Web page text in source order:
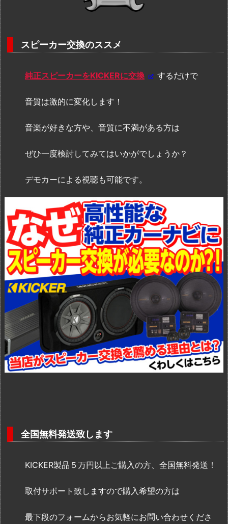
スピーカー交換のススメ
純正スピーカーをKICKERに交換 するだけで
音質は激的に変化します！
音楽が好きな方や、音質に不満がある方は
ぜひ一度検討してみてはいかがでしょうか？
デモカーによる視聴も可能です。
全国無料発送致します
KICKER製品５万円以上ご購入の方、全国無料発送！
取付サポート致しますので購入希望の方は
最下段のフォームからお気軽にお問い合わせくださ